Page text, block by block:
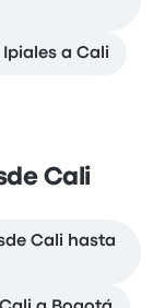
a Cali
Cali
Cali hasta